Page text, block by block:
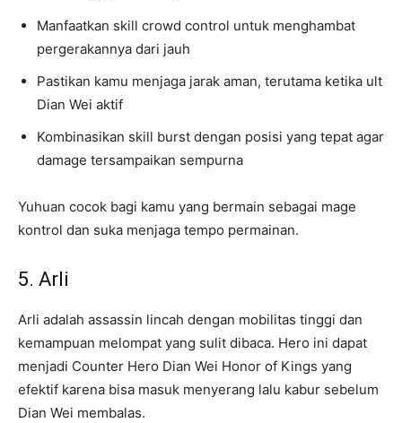
Manfaatkan skill crowd control untuk menghambat
pergerakannya dari jauh
Pastikan kamu menjaga jarak aman, terutama ketika ult
Dian Wei aktif
Kombinasikan skill burst dengan posisi yang tepat agar
damage tersampaikan sempurna
Yuhuan cocok bagi kamu yang bermain sebagai mage
kontrol dan suka menjaga tempo permainan.
5. Arli
Arli adalah assassin lincah dengan mobilitas tinggi dan
kemampuan melompat yang sulit dibaca. Hero ini dapat
menjadi Counter Hero Dian Wei Honor of Kings yang
efektif karena bisa masuk menyerang lalu kabur sebelum
Dian Wei membalas.